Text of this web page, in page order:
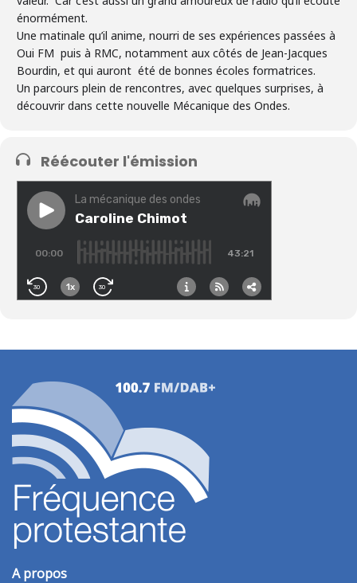
énormément.
Une matinale qu’il anime, nourri de ses expériences passées à
Oui FM puis à RMC, notamment aux côtés de Jean-Jacques
Bourdin, et qui auront été de bonnes écoles formatrices.
Un parcours plein de rencontres, avec quelques surprises, à
découvrir dans cette nouvelle Mécanique des Ondes.
Réécouter l'émission
A propos